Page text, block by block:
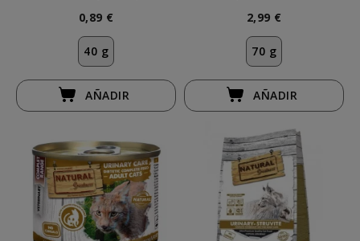
0,89 €
40 g
AÑADIR
2,99 €
70 g
AÑADIR